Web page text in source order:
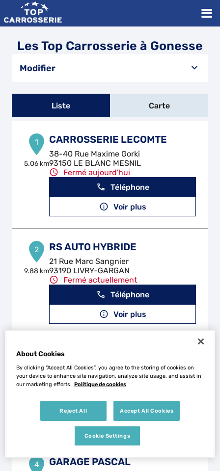
Les Top Carrosserie à Gonesse
Modifier
Liste Carte
1
5.06 km
CARROSSERIE LECOMTE
38-40 Rue Maxime Gorki
93150 LE BLANC MESNIL
Fermé aujourd'hui
Téléphone
Voir plus
2
9.88 km
RS AUTO HYBRIDE
21 Rue Marc Sangnier
93190 LIVRY-GARGAN
Fermé actuellement
Téléphone
Voir plus
3
12.85
km
GARAGE PARIS MOTORS
2 Rue du Vert Bois
93100 MONTREUIL
Fermé actuellement
Téléphone
Voir plus
4 GARAGE PASCAL
About Cookies
By clicking “Accept All Cookies”, you agree to the storing of cookies on
your device to enhance site navigation, analyze site usage, and assist in
our marketing efforts. Politique de cookies
Reject All Accept All Cookies
Cookie Settings